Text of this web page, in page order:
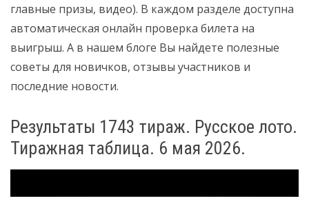
главные призы, видео). В каждом разделе доступна
автоматическая онлайн проверка билета на
выигрыш. А в нашем блоге Вы найдете полезные
советы для новичков, отзывы участников и
последние новости.
Результаты 1743 тираж. Русское лото.
Тиражная таблица. 6 мая 2026.